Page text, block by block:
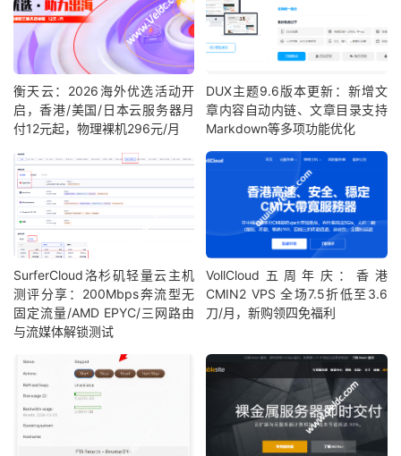
衡天云：2026海外优选活动开
启，香港/美国/日本云服务器月
付12元起，物理裸机296元/月
DUX主题9.6版本更新：新增文
章内容自动内链、文章目录支持
Markdown等多项功能优化
SurferCloud洛杉矶轻量云主机
测评分享：200Mbps奔流型无
固定流量/AMD EPYC/三网路由
与流媒体解锁测试
VollCloud五周年庆：香港
CMIN2 VPS 全场7.5折低至3.6
刀/月，新购领四免福利